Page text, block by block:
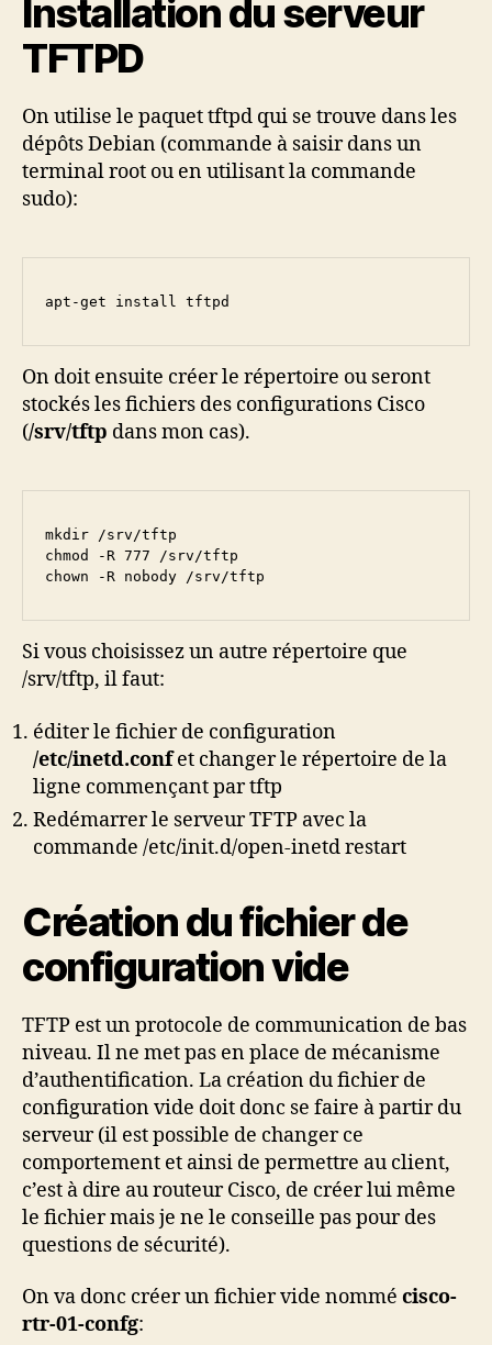
Installation du serveur
TFTPD
On utilise le paquet tftpd qui se trouve dans les
dépôts Debian (commande à saisir dans un
terminal root ou en utilisant la commande
sudo):
apt-get install tftpd
On doit ensuite créer le répertoire ou seront
stockés les fichiers des configurations Cisco
(/srv/tftp dans mon cas).
mkdir /srv/tftp
chmod -R 777 /srv/tftp
chown -R nobody /srv/tftp
Si vous choisissez un autre répertoire que
/srv/tftp, il faut:
éditer le fichier de configuration
/etc/inetd.confet changer le répertoire de la
ligne commençant par tftp
Redémarrer le serveur TFTP avec la
commande /etc/init.d/open-inetd restart
Création du fichier de
configuration vide
TFTP est un protocole de communication de bas
niveau. Il ne met pas en place de mécanisme
d’authentification. La création du fichier de
configuration vide doit donc se faire à partir du
serveur (il est possible de changer ce
comportement et ainsi de permettre au client,
c’est à dire au routeur Cisco, de créer lui même
le fichier mais je ne le conseille pas pour des
questions de sécurité).
On va donc créer un fichier vide nommé cisco-
rtr-01-confg: